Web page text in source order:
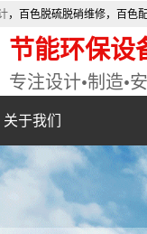
，百色脱硫脱硝维修，百色
节能环保设
专注设计•制造•
关于我们